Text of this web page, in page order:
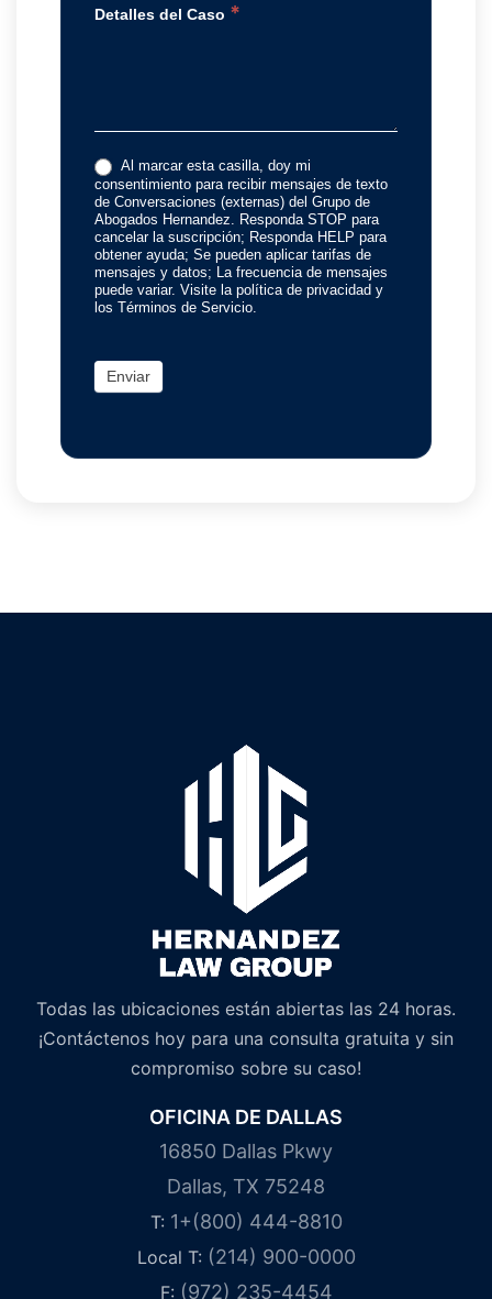
Detalles del Caso *
Al marcar esta casilla, doy mi
consentimiento para recibir mensajes de texto
de Conversaciones (externas) del Grupo de
Abogados Hernandez. Responda STOP para
cancelar la suscripción; Responda HELP para
obtener ayuda; Se pueden aplicar tarifas de
mensajes y datos; La frecuencia de mensajes
puede variar. Visite la política de privacidad y
los Términos de Servicio.
Enviar
Todas las ubicaciones están abiertas las 24 horas.
¡Contáctenos hoy para una consulta gratuita y sin
compromiso sobre su caso!
OFICINA DE DALLAS
16850 Dallas Pkwy
Dallas, TX 75248
T: 1+(800) 444-8810
Local T: (214) 900-0000
F: (972) 235-4454